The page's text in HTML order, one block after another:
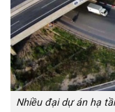
Nhiều đại dự án hạ